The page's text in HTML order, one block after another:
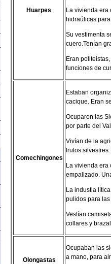
Huarpes
La vivienda era
hidraúlicas
Su vestimenta
cuero.Tenían
Eran
funciones de
Comechingones
Estaban
cacique. Eran
Ocuparon las
por parte del
Vivían de la
frutos
La vivienda era
empalizado.
La industia
pulidos para
Vestían
collares y
Olongastas
Ocupaban las
a mano, para